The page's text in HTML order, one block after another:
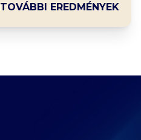
TOVÁBBI EREDMÉNYEK